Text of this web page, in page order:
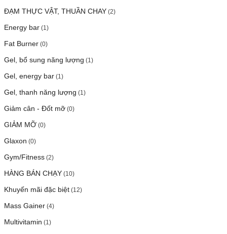
ĐẠM THỰC VẬT, THUẦN CHAY (2)
Energy bar (1)
Fat Burner (0)
Gel, bổ sung năng lượng (1)
Gel, energy bar (1)
Gel, thanh năng lượng (1)
Giảm cân - Đốt mỡ (0)
GIẢM MỠ (0)
Glaxon (0)
Gym/Fitness (2)
HÀNG BÁN CHẠY (10)
Khuyến mãi đặc biệt (12)
Mass Gainer (4)
Multivitamin (1)